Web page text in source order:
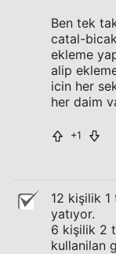
Ben tek
catal-
ekleme
alip
icin her
her daim
+1
12 kişilik
yatıyor.
6 kişilik 2
kullanilan